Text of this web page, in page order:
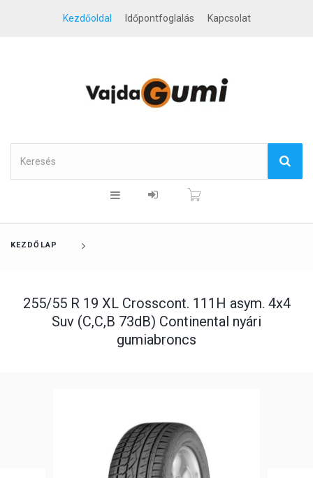
Kezdőoldal Időpontfoglalás Kapcsolat
KEZDŐLAP
255/55 R 19 XL Crosscont. 111H asym. 4x4
Suv (C,C,B 73dB) Continental nyári
gumiabroncs